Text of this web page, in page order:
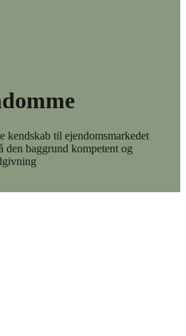
kendskab til ejendomsmarkedet
den baggrund kompetent og